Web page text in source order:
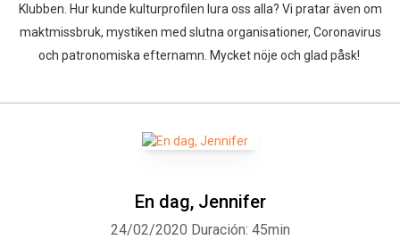
Klubben. Hur kunde kulturprofilen lura oss alla? Vi pratar även om
maktmissbruk, mystiken med slutna organisationer, Coronavirus
och patronomiska efternamn. Mycket nöje och glad påsk!
En dag, Jennifer
24/02/2020 Duración: 45min